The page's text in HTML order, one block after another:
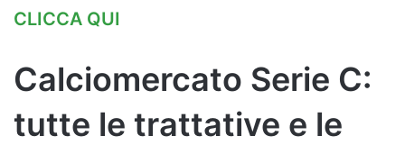
CLICCA QUI
Calciomercato Serie C:
tutte le trattative e le